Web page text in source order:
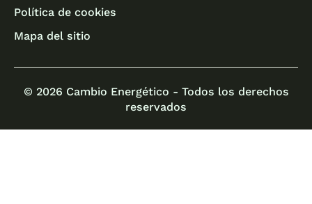
Política de cookies
Mapa del sitio
© 2026 Cambio Energético - Todos los derechos
reservados